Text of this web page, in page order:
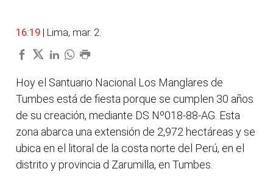
16:19 | Lima, mar. 2.
Hoy el Santuario Nacional Los Manglares de
Tumbes está de fiesta porque se cumplen 30 años
de su creación, mediante DS Nº018-88-AG. Esta
zona abarca una extensión de 2,972 hectáreas y se
ubica en el litoral de la costa norte del Perú, en el
distrito y provincia d Zarumilla, en Tumbes.